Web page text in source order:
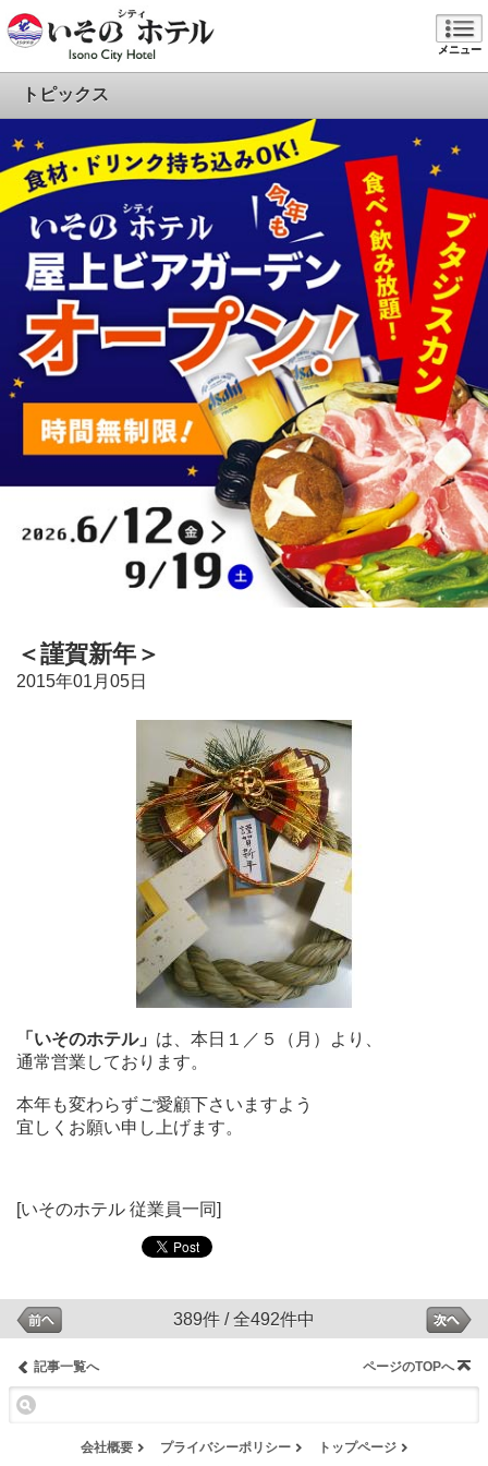
メニュー
トピックス
＜謹賀新年＞
2015年01月05日
「いそのホテル」 は、本日１／５（月）より、
通常営業しております。
本年も変わらずご愛顧下さいますよう
宜しくお願い申し上げます。
[いそのホテル 従業員一同]
389件 / 全492件中
記事一覧へ ページのTOPへ
会社概要 プライバシーポリシー
トップページ